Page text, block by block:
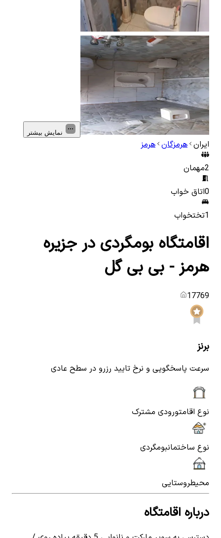
نمایش بیشتر
ایران هرمزگان هرمز
2مهمان
0اتاق خواب
1تختخواب
اقامتگاه بومگردی در جزیره
هرمز - بی بی گل
17769
برنز
سرعت پاسخگویی و نرخ تایید رزرو در سطح عادی
نوع اقامتورودی مشترک
نوع ساختمانبومگردی
محیطروستایی
درباره اقامتگاه